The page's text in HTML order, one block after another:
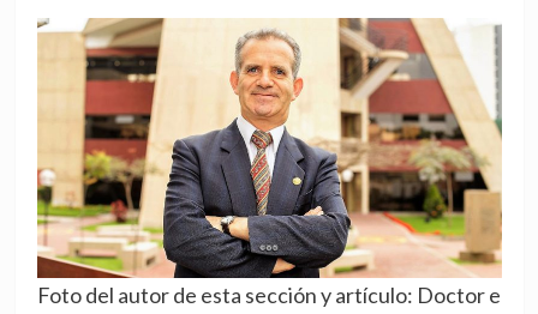
Foto del autor de esta sección y artículo: Doctor e